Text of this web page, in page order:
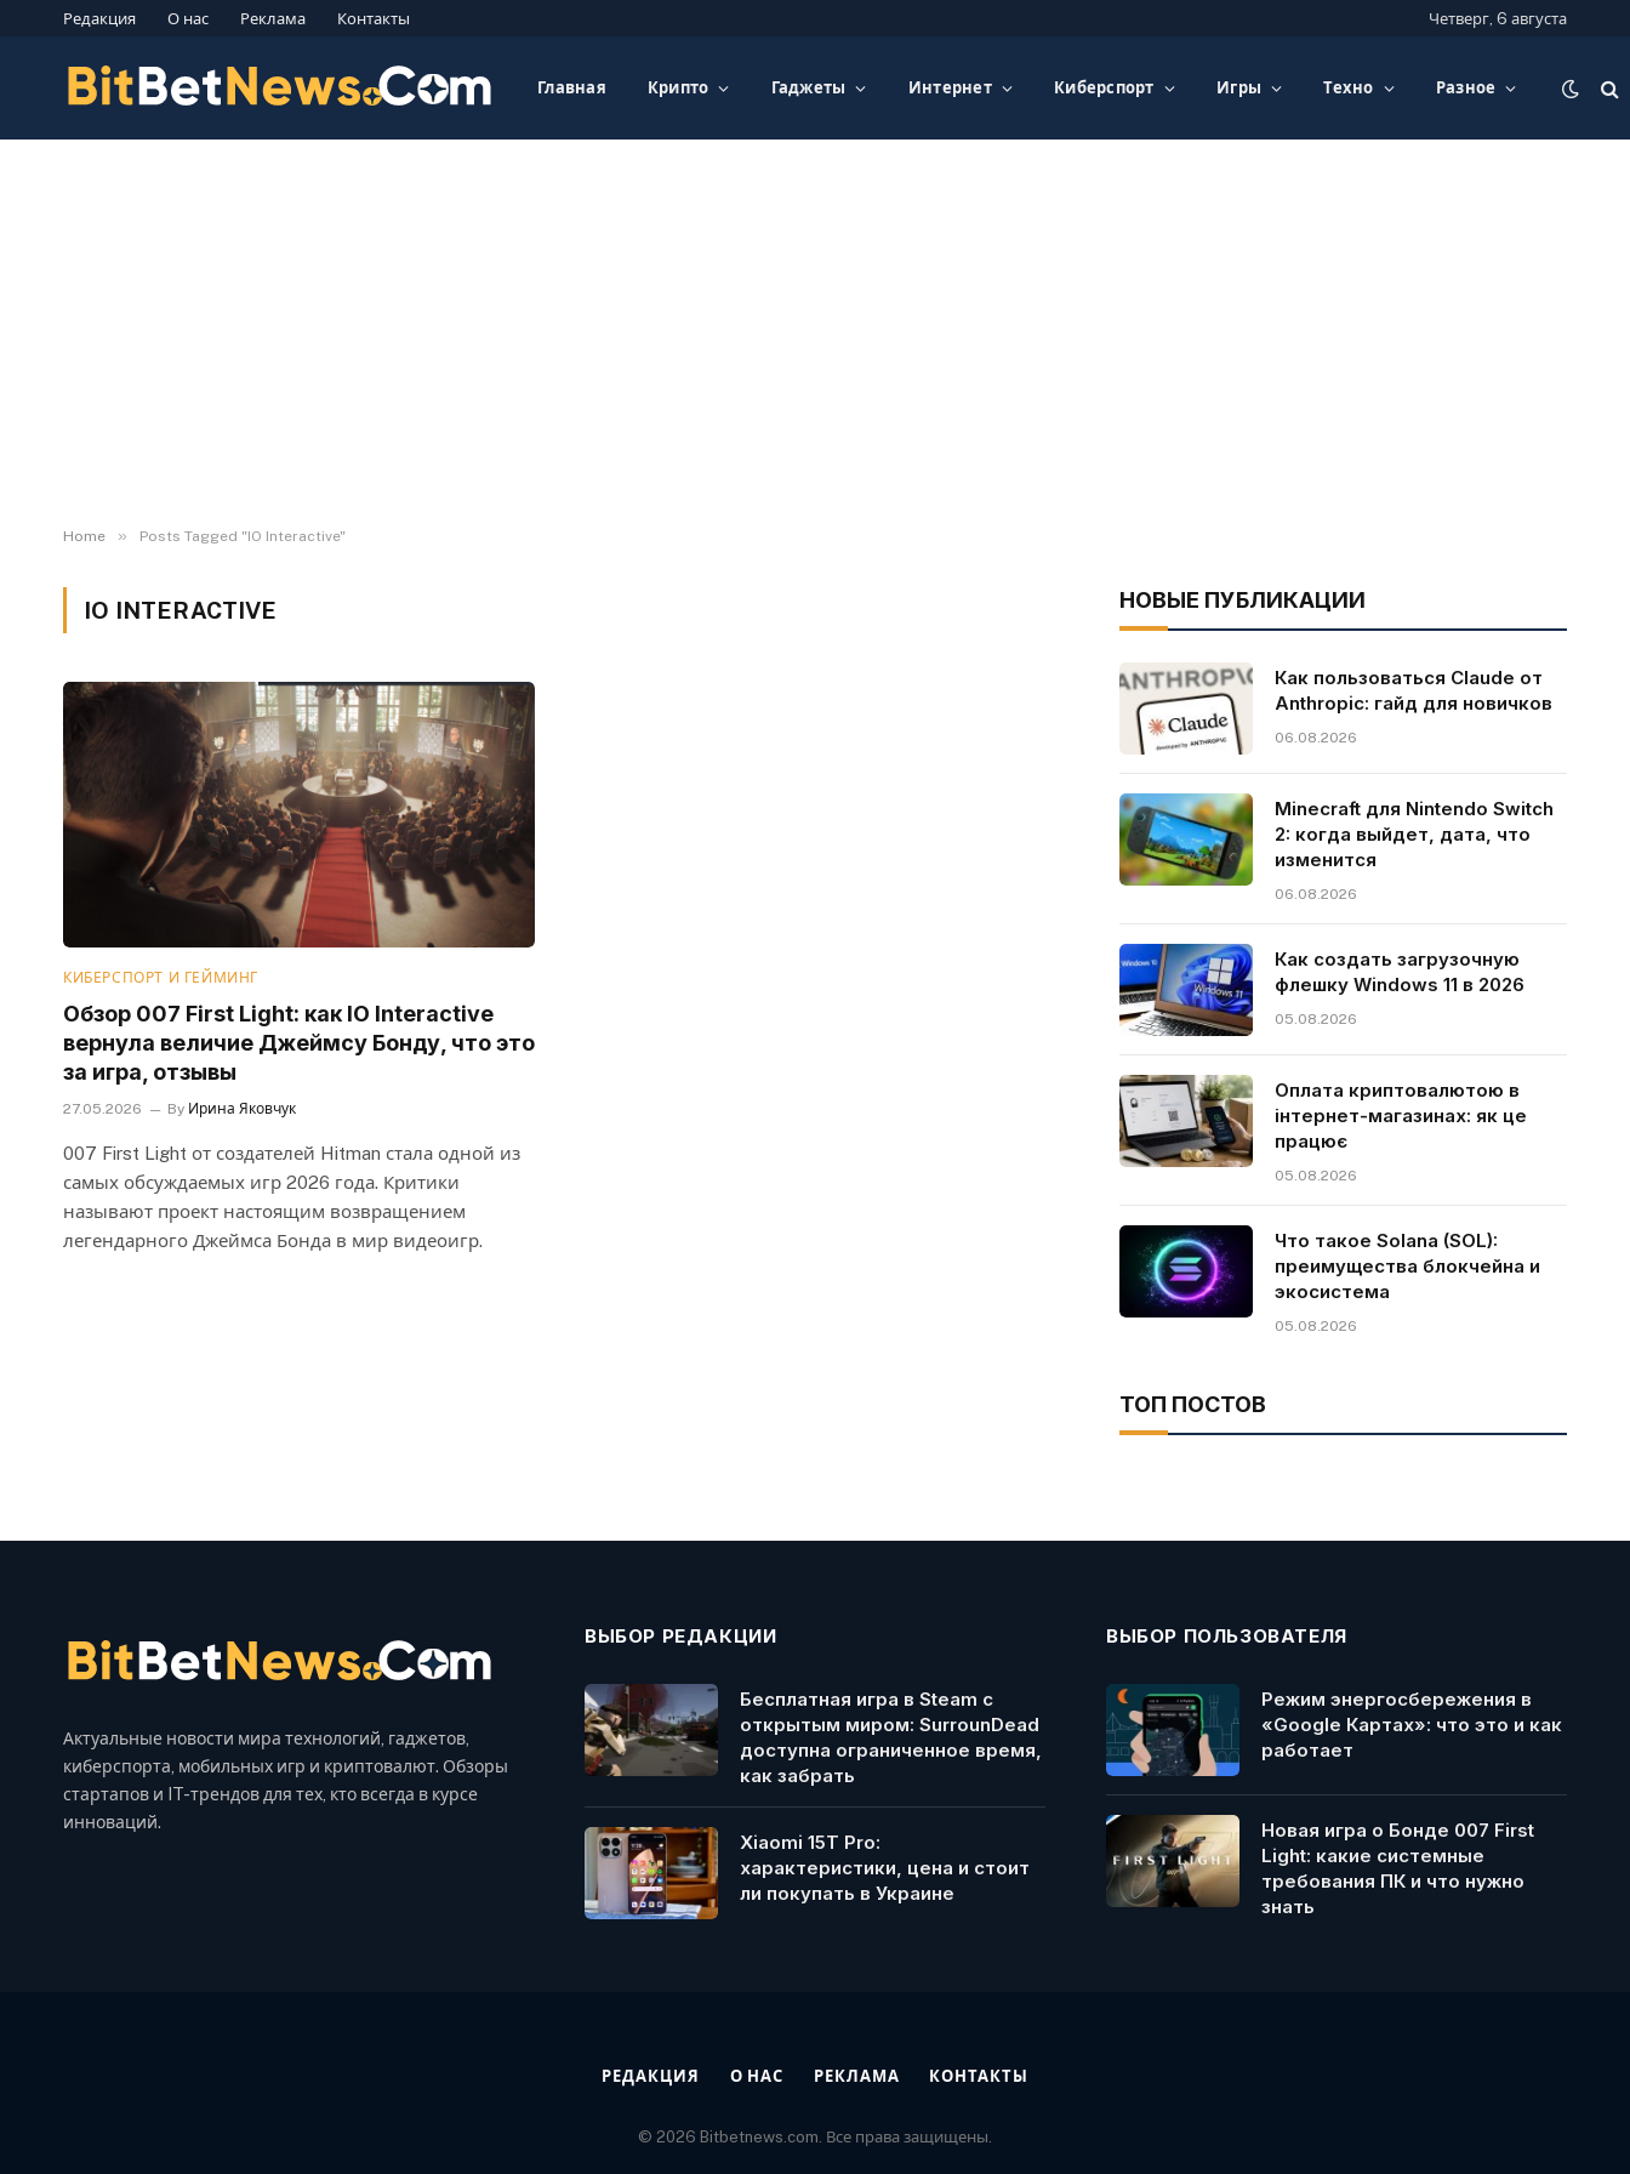
Редакция О нас Реклама Контакты Четверг, 6 августа
Главная Крипто Гаджеты Интернет Киберспорт Игры Техно Разное
Home » Posts Tagged "IO Interactive"
IO INTERACTIVE
КИБЕРСПОРТ И ГЕЙМИНГ
Обзор 007 First Light: как IO Interactive
вернула величие Джеймсу Бонду, что это
за игра, отзывы
27.05.2026 By Ирина Яковчук
007 First Light от создателей Hitman стала одной из
самых обсуждаемых игр 2026 года. Критики
называют проект настоящим возвращением
легендарного Джеймса Бонда в мир видеоигр.
НОВЫЕ ПУБЛИКАЦИИ
Как пользоваться Claude от
Anthropic: гайд для новичков
06.08.2026
Minecraft для Nintendo Switch
2: когда выйдет, дата, что
изменится
06.08.2026
Как создать загрузочную
флешку Windows 11 в 2026
05.08.2026
Оплата криптовалютою в
інтернет-магазинах: як це
працює
05.08.2026
Что такое Solana (SOL):
преимущества блокчейна и
экосистема
05.08.2026
ТОП ПОСТОВ
Актуальные новости мира технологий, гаджетов,
киберспорта, мобильных игр и криптовалют. Обзоры
стартапов и IT-трендов для тех, кто всегда в курсе
инноваций.
ВЫБОР РЕДАКЦИИ
Бесплатная игра в Steam с
открытым миром: SurrounDead
доступна ограниченное время,
как забрать
Xiaomi 15T Pro:
характеристики, цена и стоит
ли покупать в Украине
ВЫБОР ПОЛЬЗОВАТЕЛЯ
Режим энергосбережения в
«Google Картах»: что это и как
работает
Новая игра о Бонде 007 First
Light: какие системные
требования ПК и что нужно
знать
РЕДАКЦИЯ О НАС РЕКЛАМА КОНТАКТЫ
© 2026 Bitbetnews.com. Все права защищены.